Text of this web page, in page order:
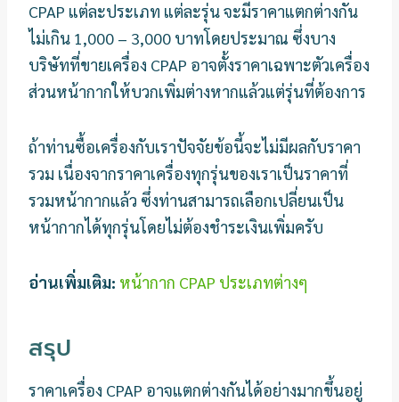
CPAP แต่ละประเภท แต่ละรุ่น จะมีราคาแตกต่างกัน
ไม่เกิน 1,000 – 3,000 บาทโดยประมาณ ซึ่งบาง
บริษัทที่ขายเครื่อง CPAP อาจตั้งราคาเฉพาะตัวเครื่อง
ส่วนหน้ากากให้บวกเพิ่มต่างหากแล้วแต่รุ่นที่ต้องการ
ถ้าท่านซื้อเครื่องกับเราปัจจัยข้อนี้จะไม่มีผลกับราคา
รวม เนื่องจากราคาเครื่องทุกรุ่นของเราเป็นราคาที่
รวมหน้ากากแล้ว ซึ่งท่านสามารถเลือกเปลี่ยนเป็น
หน้ากากได้ทุกรุ่นโดยไม่ต้องชำระเงินเพิ่มครับ
อ่านเพิ่มเติม: หน้ากาก CPAP ประเภทต่างๆ
สรุป
ราคาเครื่อง CPAP อาจแตกต่างกันได้อย่างมากขึ้นอยู่